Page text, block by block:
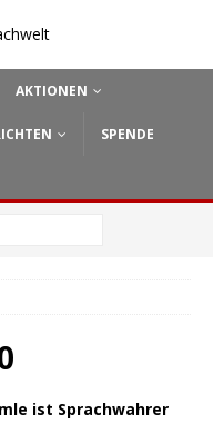
AKTIONEN
SPENDE
ist Sprachwahrer